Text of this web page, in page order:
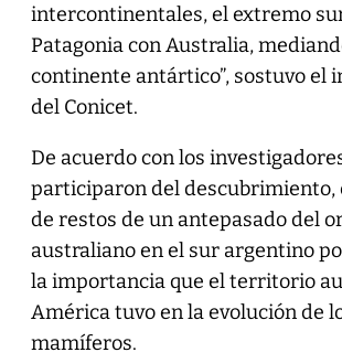
intercontinentales, el extremo
Patagonia con Australia,
continente antártico”, sostuvo el
del Conicet.
De acuerdo con los
participaron del descubrimiento,
de restos de un antepasado del
australiano en el sur argentino
la importancia que el territorio
América tuvo en la evolución de
mamíferos.